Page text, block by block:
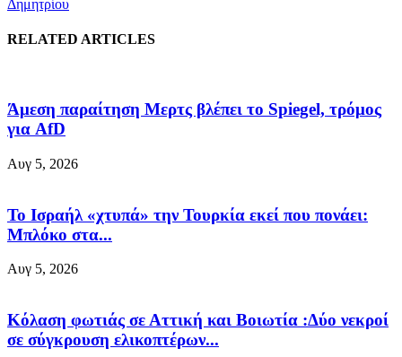
Δημητρίου
RELATED ARTICLES
Άμεση παραίτηση Mερτς βλέπει το Spiegel, τρόμος
για AfD
Αυγ 5, 2026
Το Ισραήλ «χτυπά» την Τουρκία εκεί που πονάει:
Μπλόκο στα...
Αυγ 5, 2026
Κόλαση φωτιάς σε Αττική και Βοιωτία :Δύο νεκροί
σε σύγκρουση ελικοπτέρων...